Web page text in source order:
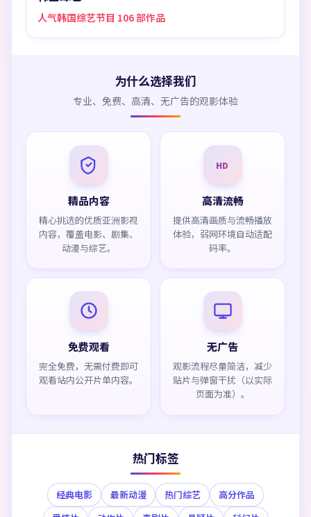
人气韩国综艺节目 106 部作品
为什么选择我们
专业、免费、高清、无广告的观影体验
精品内容
精心挑选的优质亚洲影视
内容，覆盖电影、剧集、
动漫与综艺。
HD
高清流畅
提供高清画质与流畅播放
体验，弱网环境自动适配
码率。
免费观看
完全免费，无需付费即可
观看站内公开片单内容。
无广告
观影流程尽量简洁，减少
贴片与弹窗干扰（以实际
页面为准）。
热门标签
经典电影 最新动漫 热门综艺
高分作品